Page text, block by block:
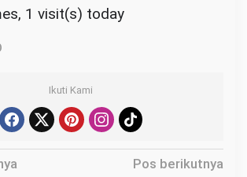
1 visit(s) today
Ikuti Kami
Pos berikutnya